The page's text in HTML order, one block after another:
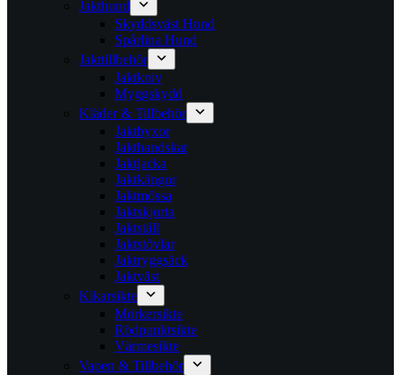
Jakthund
Skyddsväst Hund
Spårlina Hund
Jakttillbehör
Jaktkniv
Myggskydd
Kläder & Tillbehör
Jaktbyxor
Jakthandskar
Jaktjacka
Jaktkängor
Jaktmössa
Jaktskjorta
Jaktställ
Jaktstövlar
Jaktryggsäck
Jaktväst
Kikarsikte
Mörkersikte
Rödpunktsikte
Värmesikte
Vapen & Tillbehör